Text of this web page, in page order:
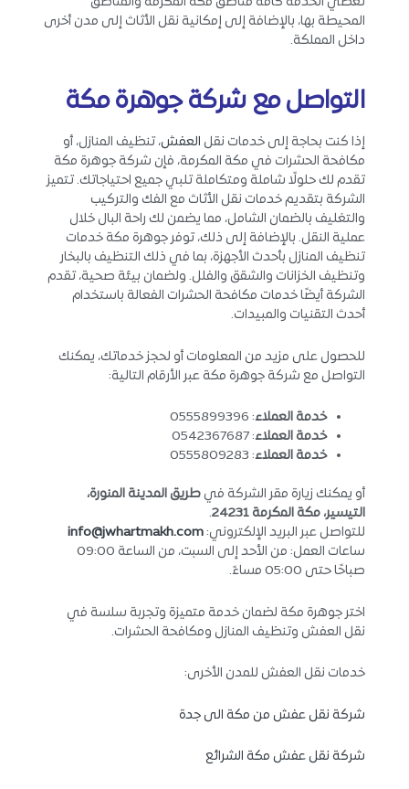
المحيطة بها، بالإضافة إلى إمكانية نقل الأثاث إلى مدن أخرى
داخل المملكة.
التواصل مع شركة جوهرة مكة
إذا كنت بحاجة إلى خدمات نقل العفش، تنظيف المنازل، أو
مكافحة الحشرات في مكة المكرمة، فإن شركة جوهرة مكة
تقدم لك حلولًا شاملة ومتكاملة تلبي جميع احتياجاتك. تتميز
الشركة بتقديم خدمات نقل الأثاث مع الفك والتركيب
والتغليف بالضمان الشامل، مما يضمن لك راحة البال خلال
عملية النقل. بالإضافة إلى ذلك، توفر جوهرة مكة خدمات
تنظيف المنازل بأحدث الأجهزة، بما في ذلك التنظيف بالبخار
وتنظيف الخزانات والشقق والفلل. ولضمان بيئة صحية، تقدم
الشركة أيضًا خدمات مكافحة الحشرات الفعالة باستخدام
أحدث التقنيات والمبيدات.
للحصول على مزيد من المعلومات أو لحجز خدماتك، يمكنك
التواصل مع شركة جوهرة مكة عبر الأرقام التالية:
خدمة العملاء: 0555899396
خدمة العملاء: 0542367687
خدمة العملاء: 0555809283
أو يمكنك زيارة مقر الشركة في طريق المدينة المنورة،
التيسير، مكة المكرمة 24231
.
للتواصل عبر البريد الإلكتروني:info@jwhartmakh.com
ساعات العمل: من الأحد إلى السبت، من الساعة 09:00
صباحًا حتى 05:00 مساءً.
اختر جوهرة مكة لضمان خدمة متميزة وتجربة سلسة في
نقل العفش وتنظيف المنازل ومكافحة الحشرات.
خدمات نقل العفش للمدن الأخرى:
شركة نقل عفش من مكة الى جدة
شركة نقل عفش مكة الشرائع